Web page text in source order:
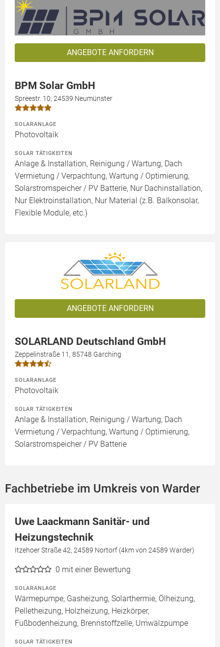
ANGEBOTE ANFORDERN
BPM Solar GmbH
Spreestr. 10, 24539 Neumünster
SOLARANLAGE
Photovoltaik
SOLAR TÄTIGKEITEN
Anlage & Installation, Reinigung / Wartung, Dach
Vermietung / Verpachtung, Wartung / Optimierung,
Solarstromspeicher / PV Batterie, Nur Dachinstallation,
Nur Elektroinstallation, Nur Material (z.B. Balkonsolar,
Flexible Module, etc.)
ANGEBOTE ANFORDERN
SOLARLAND Deutschland GmbH
Zeppelinstraße 11, 85748 Garching
SOLARANLAGE
Photovoltaik
SOLAR TÄTIGKEITEN
Anlage & Installation, Reinigung / Wartung, Dach
Vermietung / Verpachtung, Wartung / Optimierung,
Solarstromspeicher / PV Batterie
Fachbetriebe im Umkreis von Warder
Uwe Laackmann Sanitär- und
Heizungstechnik
Itzehoer Straße 42, 24589 Nortorf (4km von 24589 Warder)
0 mit einer Bewertung
SOLARANLAGE
Wärmepumpe, Gasheizung, Solarthermie, Ölheizung,
Pelletheizung, Holzheizung, Heizkörper,
Fußbodenheizung, Brennstoffzelle, Umwälzpumpe
SOLAR TÄTIGKEITEN